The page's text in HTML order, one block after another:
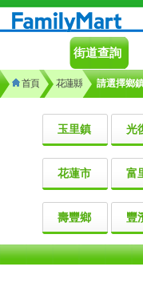
街道查詢
首頁 花蓮縣 請選擇鄉
玉里鎮 光
花蓮市 富
壽豐鄉 豐